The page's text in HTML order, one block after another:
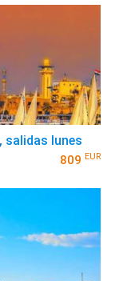
salidas lunes
809 EUR